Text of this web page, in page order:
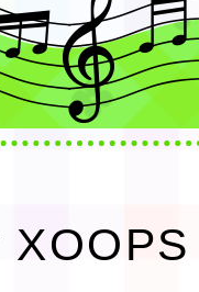
XOOPS